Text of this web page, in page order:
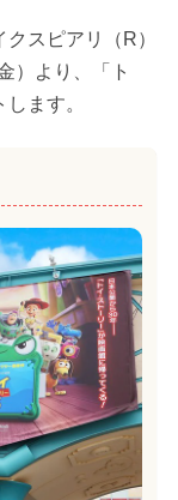
スピアリ（R）
）より、「ト
ます。